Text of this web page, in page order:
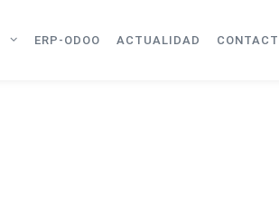
ERP-ODOO ACTUALIDAD